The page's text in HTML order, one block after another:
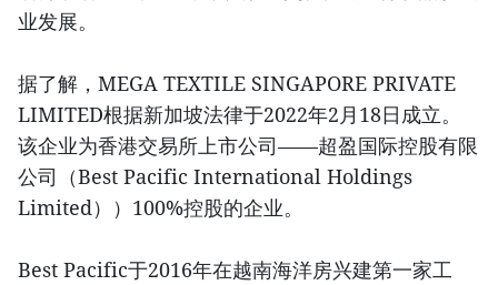
业发展。
据了解，MEGA TEXTILE SINGAPORE PRIVATE
LIMITED根据新加坡法律于2022年2月18日成立。
该企业为香港交易所上市公司——超盈国际控股有限
公司（Best Pacific International Holdings
Limited））100%控股的企业。
Best Pacific于2016年在越南海洋房兴建第一家工